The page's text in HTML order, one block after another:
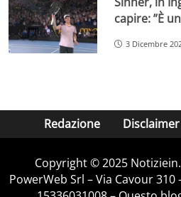
capire: ”È
3 Dicembre
Redazione Disclaimer
Copyright © 2025
PowerWeb Srl – Via Cavour 310